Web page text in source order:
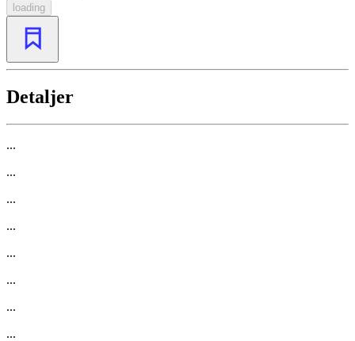
loading
Detaljer
...
...
...
...
...
...
...
...